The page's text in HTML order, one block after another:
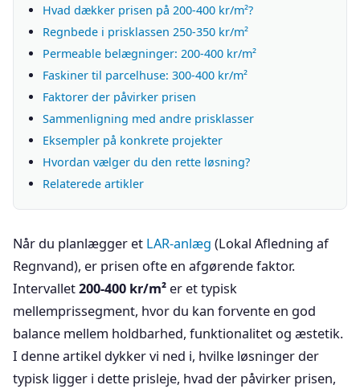
Hvad dækker prisen på 200-400 kr/m²?
Regnbede i prisklassen 250-350 kr/m²
Permeable belægninger: 200-400 kr/m²
Faskiner til parcelhuse: 300-400 kr/m²
Faktorer der påvirker prisen
Sammenligning med andre prisklasser
Eksempler på konkrete projekter
Hvordan vælger du den rette løsning?
Relaterede artikler
Når du planlægger et LAR-anlæg (Lokal Afledning af
Regnvand), er prisen ofte en afgørende faktor.
Intervallet200-400 kr/m² er et typisk
mellemprissegment, hvor du kan forvente en god
balance mellem holdbarhed, funktionalitet og æstetik.
I denne artikel dykker vi ned i, hvilke løsninger der
typisk ligger i dette prisleje, hvad der påvirker prisen,